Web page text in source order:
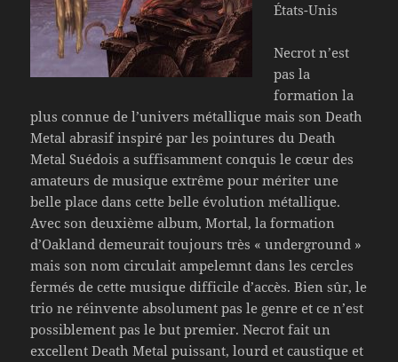
États-Unis
Necrot n’est
pas la
formation la
plus connue de l’univers métallique mais son Death
Metal abrasif inspiré par les pointures du Death
Metal Suédois a suffisamment conquis le cœur des
amateurs de musique extrême pour mériter une
belle place dans cette belle évolution métallique.
Avec son deuxième album, Mortal, la formation
d’Oakland demeurait toujours très « underground »
mais son nom circulait ampelemnt dans les cercles
fermés de cette musique difficile d’accès. Bien sûr, le
trio ne réinvente absolument pas le genre et ce n’est
possiblement pas le but premier. Necrot fait un
excellent Death Metal puissant, lourd et caustique et